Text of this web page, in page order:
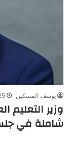
يوسف المسكين
وزير التعليم
شاملة في